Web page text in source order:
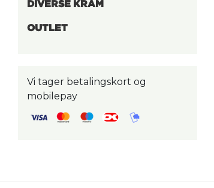
DIVERSE KRAM
OUTLET
Vi tager betalingskort og
mobilepay